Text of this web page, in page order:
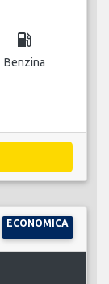
local_gas_station
Benzina
ECONOMICA